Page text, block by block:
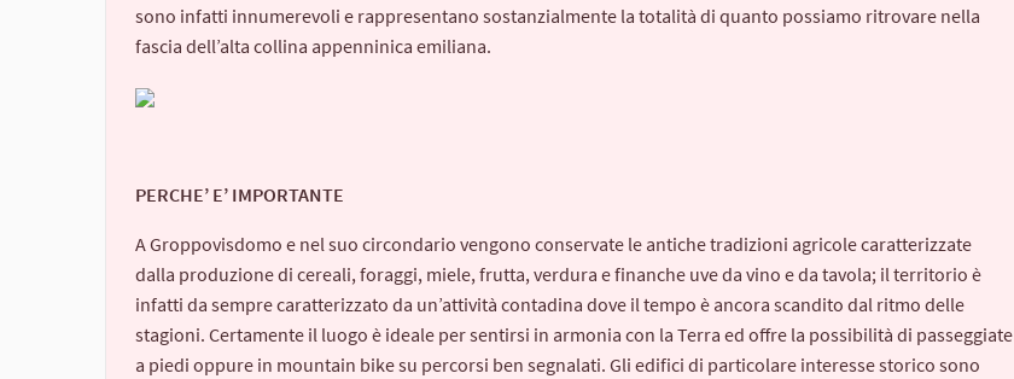
sono infatti innumerevoli e rappresentano sostanzialmente la totalità di quanto possiamo ritrovare nella
fascia dell’alta collina appenninica emiliana.
PERCHE’ E’ IMPORTANTE
A Groppovisdomo e nel suo circondario vengono conservate le antiche tradizioni agricole caratterizzate
dalla produzione di cereali, foraggi, miele, frutta, verdura e finanche uve da vino e da tavola; il territorio è
infatti da sempre caratterizzato da un’attività contadina dove il tempo è ancora scandito dal ritmo delle
stagioni. Certamente il luogo è ideale per sentirsi in armonia con la Terra ed offre la possibilità di passeggiate
a piedi oppure in mountain bike su percorsi ben segnalati. Gli edifici di particolare interesse storico sono